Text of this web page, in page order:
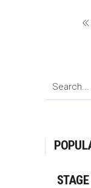
Search